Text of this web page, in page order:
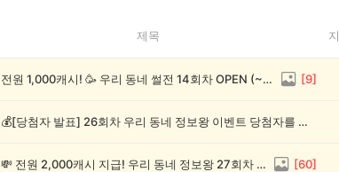
제목
전원 1,000캐시! 🥳 우리 동네 썰전 14회차 OPEN (~8/17) [9]
💰[당첨자 발표] 26회차 우리 동네 정보왕 이벤트 당첨자를 발표합니다!
💸 전원 2,000캐시 지급! 우리 동네 정보왕 27회차 (~8/10) [60]